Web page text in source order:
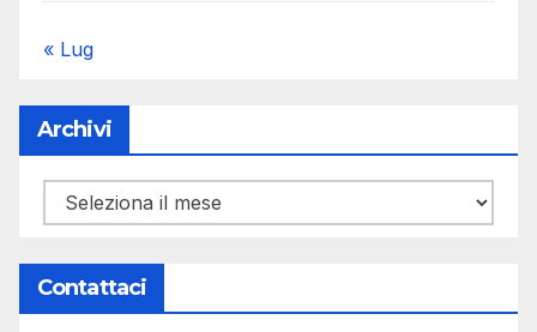
« Lug
Archivi
Archivi
Contattaci